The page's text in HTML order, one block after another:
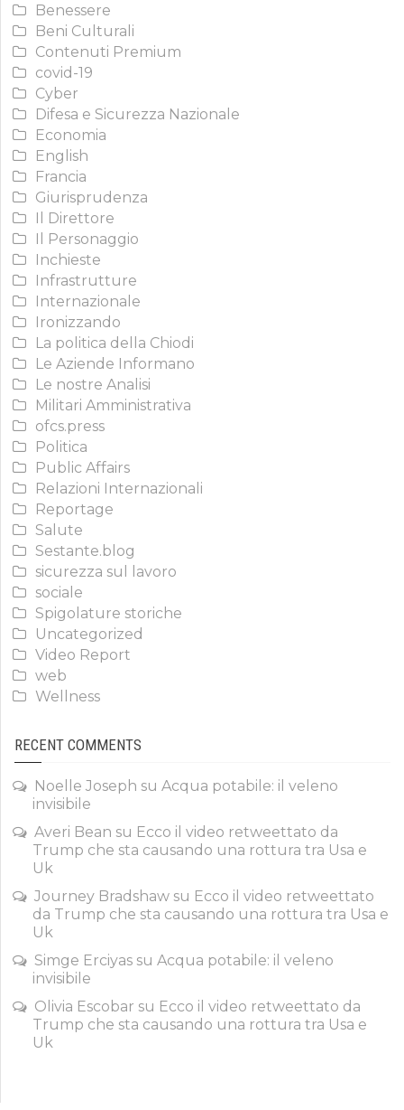
Benessere
Beni Culturali
Contenuti Premium
covid-19
Cyber
Difesa e Sicurezza Nazionale
Economia
English
Francia
Giurisprudenza
Il Direttore
Il Personaggio
Inchieste
Infrastrutture
Internazionale
Ironizzando
La politica della Chiodi
Le Aziende Informano
Le nostre Analisi
Militari Amministrativa
ofcs.press
Politica
Public Affairs
Relazioni Internazionali
Reportage
Salute
Sestante.blog
sicurezza sul lavoro
sociale
Spigolature storiche
Uncategorized
Video Report
web
Wellness
RECENT COMMENTS
Noelle Joseph su Acqua potabile: il veleno
invisibile
Averi Bean su Ecco il video retweettato da
Trump che sta causando una rottura tra Usa e
Uk
Journey Bradshaw su Ecco il video retweettato
da Trump che sta causando una rottura tra Usa e
Uk
Simge Erciyas su Acqua potabile: il veleno
invisibile
Olivia Escobar su Ecco il video retweettato da
Trump che sta causando una rottura tra Usa e
Uk